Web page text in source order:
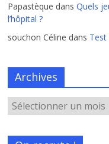
Papastèque dansQuels
l’hôpital ?
souchon Céline dans Test
Archives